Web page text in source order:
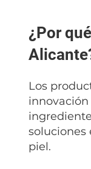
¿Por
Los
soluciones
piel.